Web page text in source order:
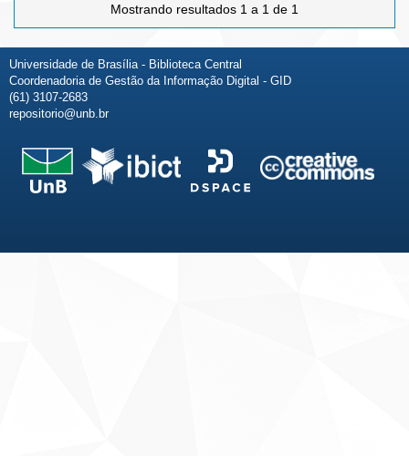
Mostrando resultados 1 a 1 de 1
Universidade de Brasília - Biblioteca Central
Coordenadoria de Gestão da Informação Digital - GID
(61) 3107-2683
repositorio@unb.br